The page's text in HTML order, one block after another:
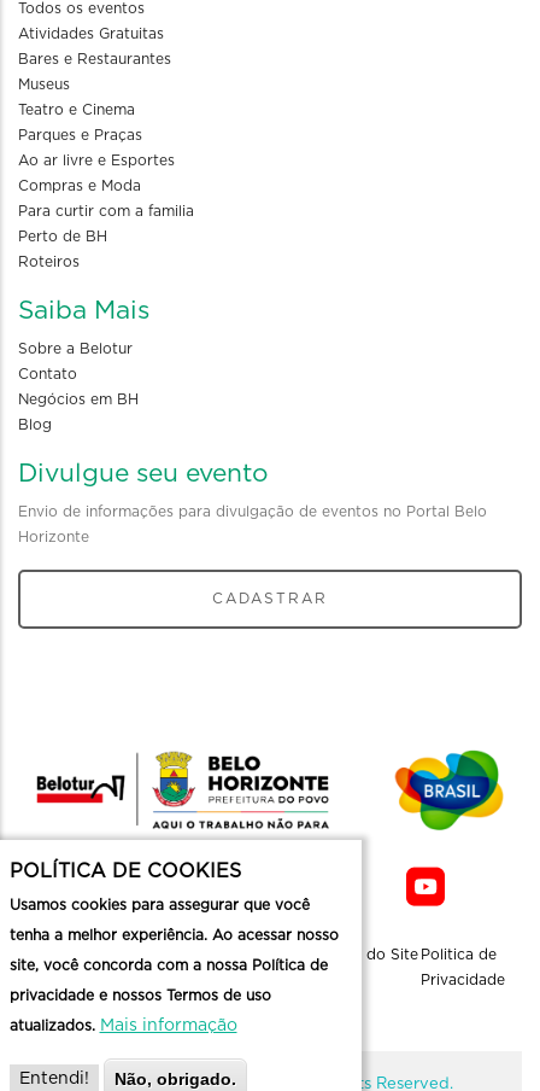
Todos os eventos
Atividades Gratuitas
Bares e Restaurantes
Museus
Teatro e Cinema
Parques e Praças
Ao ar livre e Esportes
Compras e Moda
Para curtir com a familia
Perto de BH
Roteiros
Saiba Mais
Sobre a Belotur
Contato
Negócios em BH
Blog
Divulgue seu evento
Envio de informações para divulgação de eventos no Portal Belo
Horizonte
CADASTRAR
Mapa do Site Politica de
Privacidade
@ Copyright Belotur 2026. All Rights Reserved.
POLÍTICA DE COOKIES
Usamos cookies para assegurar que você
tenha a melhor experiência. Ao acessar nosso
site, você concorda com a nossa Política de
privacidade e nossos Termos de uso
atualizados. Mais informação
Entendi! Não, obrigado.